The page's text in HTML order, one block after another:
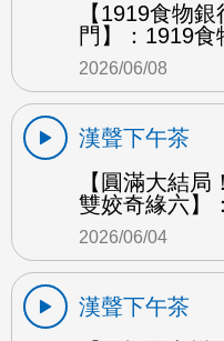
【1919食物
門】：1919
2026/06/08
漢聲下午茶
【圓滿大結局
雙姣奇緣六】
2026/06/04
漢聲下午茶